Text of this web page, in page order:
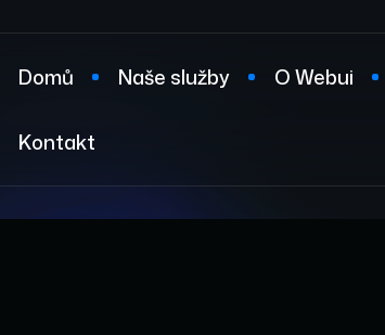
Domů Naše služby O Webui
Kontakt